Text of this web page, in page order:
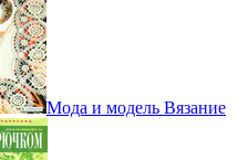
Мода и модель Вязание